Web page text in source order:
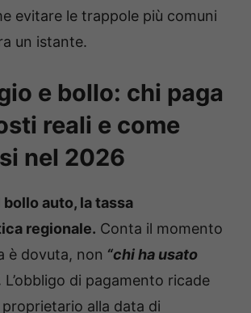
evitare le trappole più comuni
un istante.
e bollo: chi paga
reali e come
nel 2026
bollo auto, la tassa
regionale. Conta il momento
è dovuta, non “chi ha usato
L’obbligo di pagamento ricade
alla data di